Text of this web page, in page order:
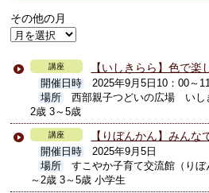
その他の月
講座 【いしきらら】色で楽
開催日時
2025年9月5日10：00～
場所
西部親子つどいの広場 いし
2歳 3～5歳
講座 【りぼんかん】みんな
開催日時
2025年9月5日
場所
すこやか子育て交流館（りぼ
～2歳 3～5歳 小学生